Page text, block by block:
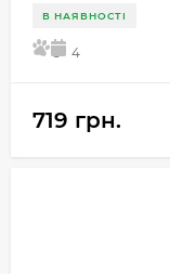
В НАЯВНОСТІ
5 4
719 грн.